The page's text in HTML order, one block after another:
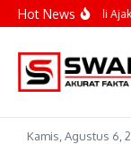
Lewati ke konten
Hot NewsMahyeldi Ajak
Kamis, Agustus 6,